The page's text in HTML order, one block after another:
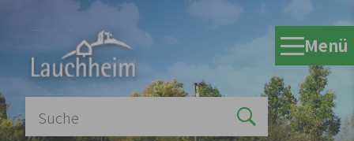
Zum Hauptinhalt springen
Menü